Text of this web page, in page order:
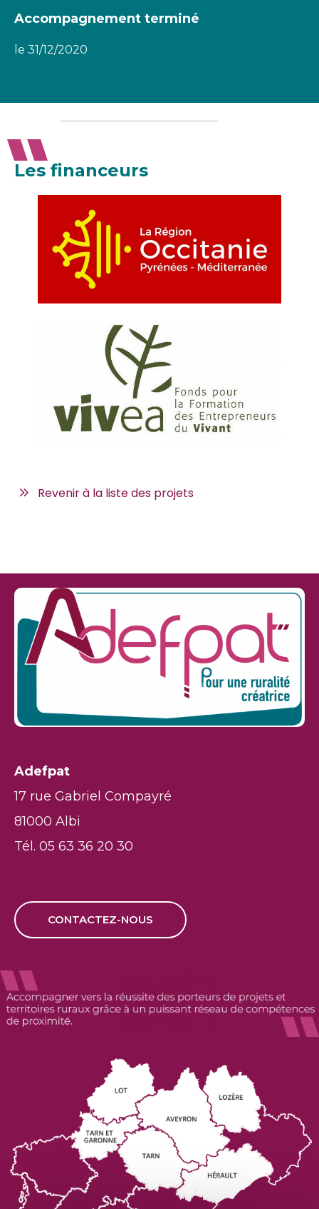
Accompagnement terminé
le 31/12/2020
Les financeurs
Revenir à la liste des projets
Adefpat
17 rue Gabriel Compayré
81000 Albi
Tél. 05 63 36 20 30
CONTACTEZ-NOUS